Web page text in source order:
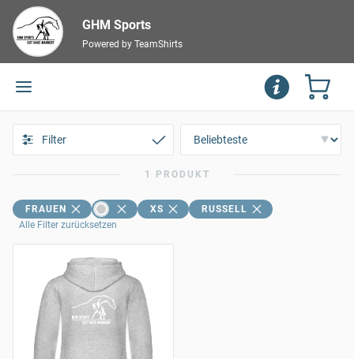
GHM Sports
Powered by TeamShirts
Filter
1 PRODUKT
FRAUEN XS
RUSSELL
Alle Filter zurücksetzen